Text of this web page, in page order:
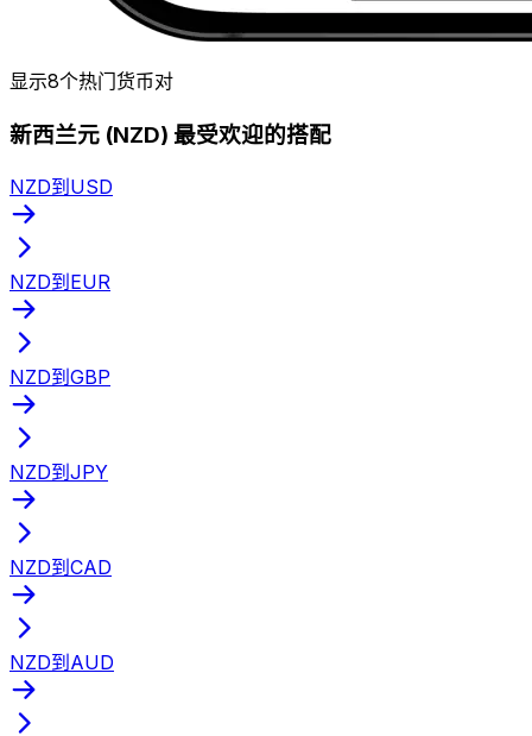
显示8个热门货币对
新西兰元 (NZD) 最受欢迎的搭配
NZD到USD
NZD到EUR
NZD到GBP
NZD到JPY
NZD到CAD
NZD到AUD